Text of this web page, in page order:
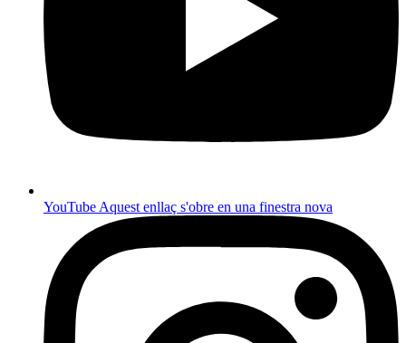
YouTube Aquest enllaç s'obre en una finestra nova